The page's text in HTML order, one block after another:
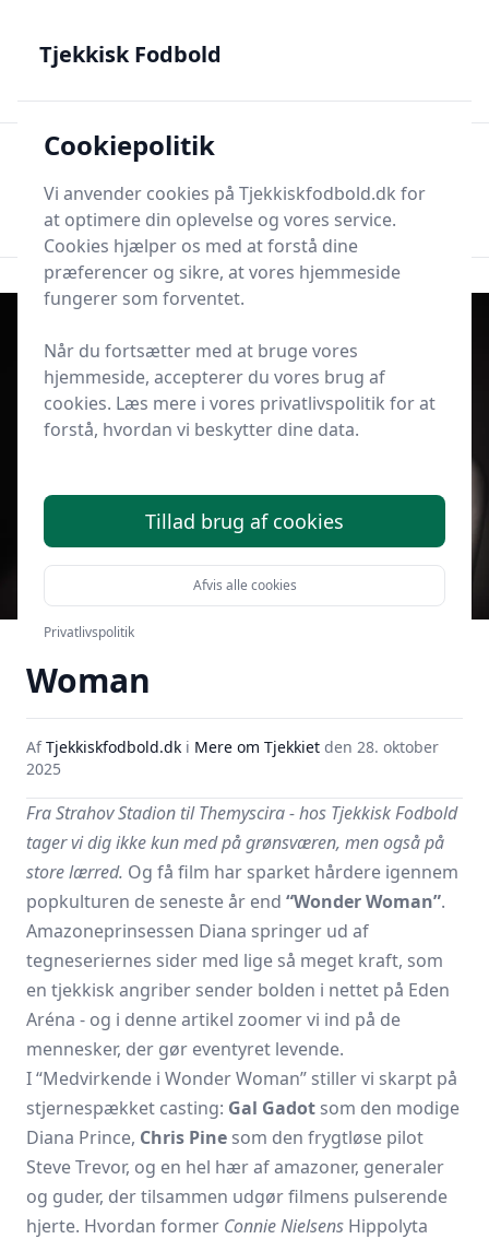
dansk
Søg nu
Medvirkende i Wonder
Woman
AfTjekkiskfodbold.dk i Mere om Tjekkiet den 28. oktober
2025
Fra Strahov Stadion til Themyscira - hos Tjekkisk Fodbold
tager vi dig ikke kun med på grønsværen, men også på
store lærred. Og få film har sparket hårdere igennem
popkulturen de seneste år end “Wonder Woman”.
Amazoneprinsessen Diana springer ud af
tegneseriernes sider med lige så meget kraft, som
en tjekkisk angriber sender bolden i nettet på Eden
Aréna - og i denne artikel zoomer vi ind på de
mennesker, der gør eventyret levende.
I “Medvirkende i Wonder Woman” stiller vi skarpt på
stjernespækket casting: Gal Gadot som den modige
Diana Prince, Chris Pine som den frygtløse pilot
Steve Trevor, og en hel hær af amazoner, generaler
og guder, der tilsammen udgør filmens pulserende
hjerte. Hvordan former Connie Nielsens Hippolyta
Tjekkisk Fodbold
Cookiepolitik
Vi anvender cookies på Tjekkiskfodbold.dk for
at optimere din oplevelse og vores service.
Cookies hjælper os med at forstå dine
præferencer og sikre, at vores hjemmeside
fungerer som forventet.
Når du fortsætter med at bruge vores
hjemmeside, accepterer du vores brug af
cookies. Læs mere i vores privatlivspolitik for at
forstå, hvordan vi beskytter dine data.
Tillad brug af cookies
Afvis alle cookies
Privatlivspolitik